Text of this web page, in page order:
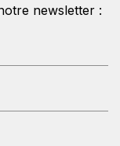
newsletter :